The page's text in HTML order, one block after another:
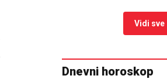
Vidi sve
Dnevni horoskop